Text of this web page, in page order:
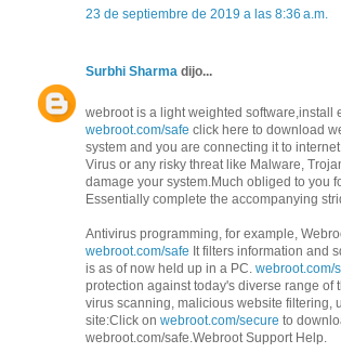
23 de septiembre de 2019 a las 8:36 a.m.
Surbhi Sharma dijo...
webroot is a light weighted software,install
webroot.com/safe click here to download
system and you are connecting it to
Virus or any risky threat like Malware,
damage your system.Much obliged to you
Essentially complete the accompanying
Antivirus programming, for example,
webroot.com/safe It filters information and
is as of now held up in a PC. webroot.com/
protection against today's diverse range
virus scanning, malicious website filtering,
site:Click on webroot.com/secure to
webroot.com/safe.Webroot Support Help.